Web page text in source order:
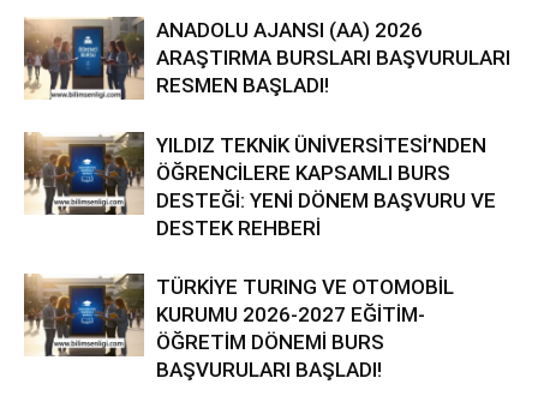
ANADOLU AJANSI (AA) 2026
ARAŞTIRMA BURSLARI BAŞVURULARI
RESMEN BAŞLADI!
YILDIZ TEKNİK ÜNİVERSİTESİ’NDEN
ÖĞRENCİLERE KAPSAMLI BURS
DESTEĞİ: YENİ DÖNEM BAŞVURU VE
DESTEK REHBERİ
TÜRKİYE TURING VE OTOMOBİL
KURUMU 2026-2027 EĞİTİM-
ÖĞRETİM DÖNEMİ BURS
BAŞVURULARI BAŞLADI!